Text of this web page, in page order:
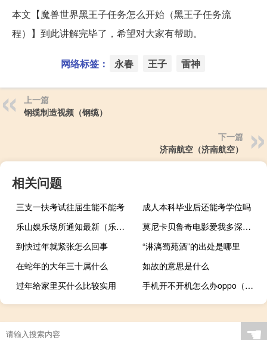
本文【魔兽世界黑王子任务怎么开始（黑王子任务流
程）】到此讲解完毕了，希望对大家有帮助。
网络标签： 永春 王子 雷神
上一篇
钢缆制造视频（钢缆）
下一篇
济南航空（济南航空）
相关问题
三支一扶考试往届生能不能考
成人本科毕业后还能考学位吗
乐山娱乐场所通知最新（乐山娱乐）
莫尼卡贝鲁奇电影爱我多深未删减版中文字幕迅雷下载（莫尼卡 贝鲁奇）
到快过年就紧张怎么回事
“淋漓蜀苑酒”的出处是哪里
在蛇年的大年三十属什么
如故的意思是什么
过年给家里买什么比较实用
手机开不开机怎么办oppo（手机开不开机怎么办）
☚